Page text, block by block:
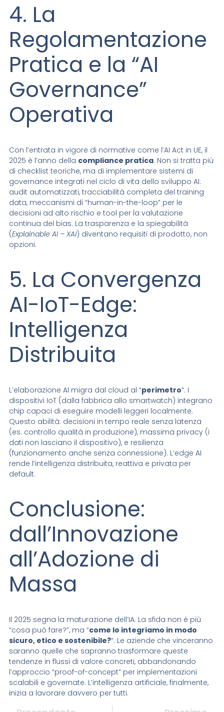
4. La
Regolamentazione
Pratica e la “AI
Governance”
Operativa
Con l’entrata in vigore di normative come l’AI Act in UE, il
2025 è l’anno della compliance pratica. Non si tratta più
di checklist teoriche, ma di implementare sistemi di
governance integrati nel ciclo di vita dello sviluppo AI:
audit automatizzati, tracciabilità completa del training
data, meccanismi di “human-in-the-loop” per le
decisioni ad alto rischio e tool per la valutazione
continua del bias. La trasparenza e la spiegabilità
(Explainable AI – XAI) diventano requisiti di prodotto, non
opzioni.
5. La Convergenza
AI-IoT-Edge:
Intelligenza
Distribuita
L’elaborazione AI migra dal cloud al “perimetro“. I
dispositivi IoT (dalla fabbrica allo smartwatch) integrano
chip capaci di eseguire modelli leggeri localmente.
Questo abilità: decisioni in tempo reale senza latenza
(es. controllo qualità in produzione), massima privacy (i
dati non lasciano il dispositivo), e resilienza
(funzionamento anche senza connessione). L’edge AI
rende l’intelligenza distribuita, reattiva e privata per
default.
Conclusione:
dall’Innovazione
all’Adozione di
Massa
Il 2025 segna la maturazione dell’IA. La sfida non è più
“cosa può fare?”, ma “come lo integriamo in modo
sicuro, etico e sostenibile?“. Le aziende che vinceranno
saranno quelle che sapranno trasformare queste
tendenze in flussi di valore concreti, abbandonando
l’approccio “proof-of-concept” per implementazioni
scalabili e governate. L’intelligenza artificiale, finalmente,
inizia a lavorare davvero per tutti.